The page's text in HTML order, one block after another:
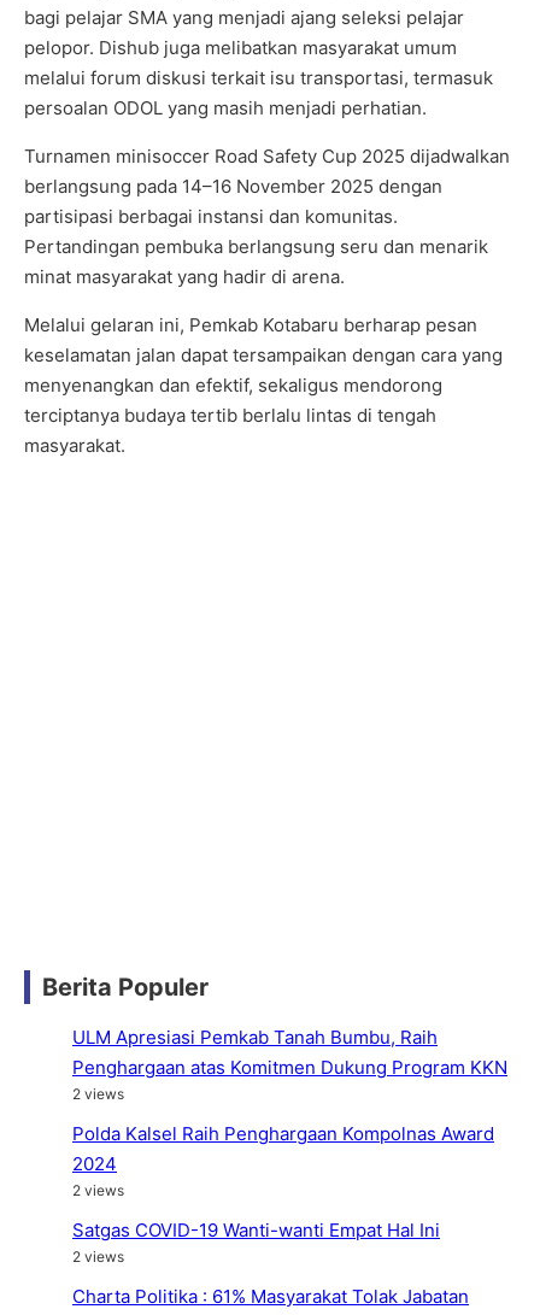
bagi pelajar SMA yang menjadi ajang seleksi pelajar
pelopor. Dishub juga melibatkan masyarakat umum
melalui forum diskusi terkait isu transportasi, termasuk
persoalan ODOL yang masih menjadi perhatian.
Turnamen minisoccer Road Safety Cup 2025 dijadwalkan
berlangsung pada 14–16 November 2025 dengan
partisipasi berbagai instansi dan komunitas.
Pertandingan pembuka berlangsung seru dan menarik
minat masyarakat yang hadir di arena.
Melalui gelaran ini, Pemkab Kotabaru berharap pesan
keselamatan jalan dapat tersampaikan dengan cara yang
menyenangkan dan efektif, sekaligus mendorong
terciptanya budaya tertib berlalu lintas di tengah
masyarakat.
Berita Populer
ULM Apresiasi Pemkab Tanah Bumbu, Raih
Penghargaan atas Komitmen Dukung Program KKN
2 views
Polda Kalsel Raih Penghargaan Kompolnas Award
2024
2 views
Satgas COVID-19 Wanti-wanti Empat Hal Ini
2 views
Charta Politika : 61% Masyarakat Tolak Jabatan